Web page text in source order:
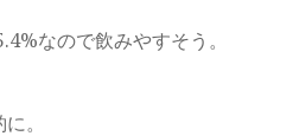
なので飲みやすそう。
。